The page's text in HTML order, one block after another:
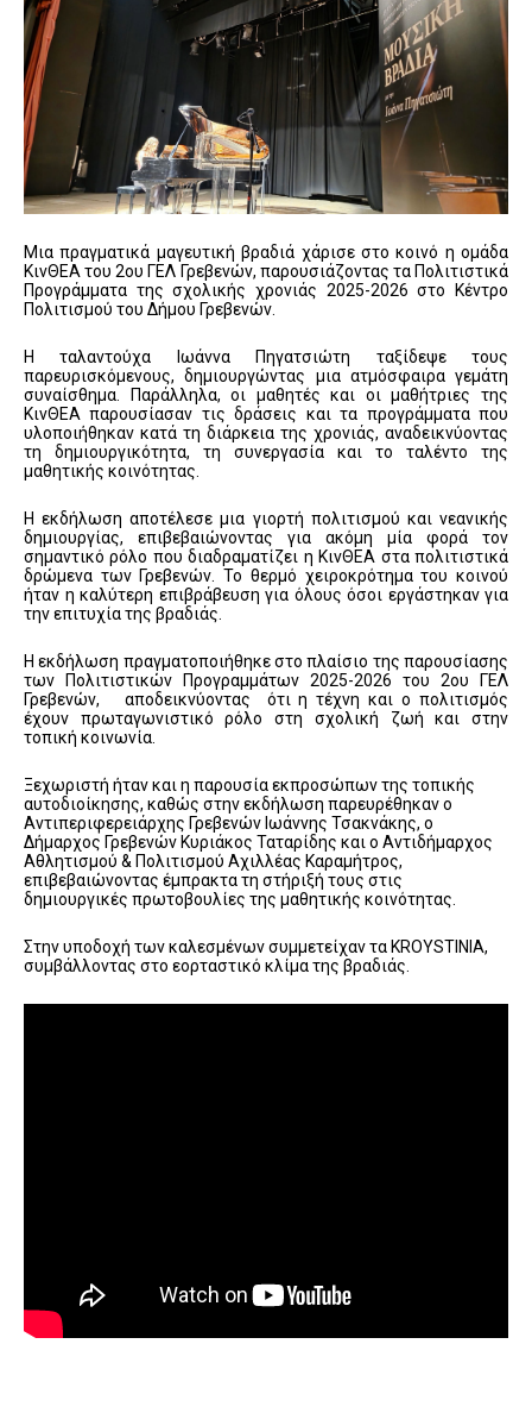
Μια πραγματικά μαγευτική βραδιά χάρισε στο κοινό η ομάδα
ΚινΘΕΑ του 2ου ΓΕΛ Γρεβενών, παρουσιάζοντας τα Πολιτιστικά
Προγράμματα της σχολικής χρονιάς 2025-2026 στο Κέντρο
Πολιτισμού του Δήμου Γρεβενών.
Η ταλαντούχα Ιωάννα Πηγατσιώτη ταξίδεψε τους
παρευρισκόμενους, δημιουργώντας μια ατμόσφαιρα γεμάτη
συναίσθημα. Παράλληλα, οι μαθητές και οι μαθήτριες της
ΚινΘΕΑ παρουσίασαν τις δράσεις και τα προγράμματα που
υλοποιήθηκαν κατά τη διάρκεια της χρονιάς, αναδεικνύοντας
τη δημιουργικότητα, τη συνεργασία και το ταλέντο της
μαθητικής κοινότητας.
Η εκδήλωση αποτέλεσε μια γιορτή πολιτισμού και νεανικής
δημιουργίας, επιβεβαιώνοντας για ακόμη μία φορά τον
σημαντικό ρόλο που διαδραματίζει η ΚινΘΕΑ στα πολιτιστικά
δρώμενα των Γρεβενών. Το θερμό χειροκρότημα του κοινού
ήταν η καλύτερη επιβράβευση για όλους όσοι εργάστηκαν για
την επιτυχία της βραδιάς.
Η εκδήλωση πραγματοποιήθηκε στο πλαίσιο της παρουσίασης
των Πολιτιστικών Προγραμμάτων 2025-2026 του 2ου ΓΕΛ
Γρεβενών, αποδεικνύοντας ότι η τέχνη και ο πολιτισμός
έχουν πρωταγωνιστικό ρόλο στη σχολική ζωή και στην
τοπική κοινωνία.
Ξεχωριστή ήταν και η παρουσία εκπροσώπων της τοπικής
αυτοδιοίκησης, καθώς στην εκδήλωση παρευρέθηκαν ο
Αντιπεριφερειάρχης Γρεβενών Ιωάννης Τσακνάκης, ο
Δήμαρχος Γρεβενών Κυριάκος Ταταρίδης και ο Αντιδήμαρχος
Αθλητισμού & Πολιτισμού Αχιλλέας Καραμήτρος,
επιβεβαιώνοντας έμπρακτα τη στήριξή τους στις
δημιουργικές πρωτοβουλίες της μαθητικής κοινότητας.
Στην υποδοχή των καλεσμένων συμμετείχαν τα KROYSTINIA,
συμβάλλοντας στο εορταστικό κλίμα της βραδιάς.